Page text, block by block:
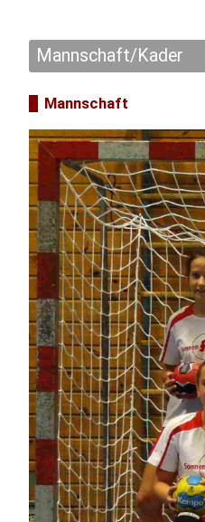
Mannschaft/Kader
Mannschaft